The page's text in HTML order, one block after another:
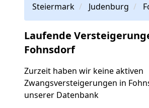
Steiermark Judenburg
Laufende
Fohnsdorf
Zurzeit haben wir keine aktiven
Zwangsversteigerungen in
unserer Datenbank